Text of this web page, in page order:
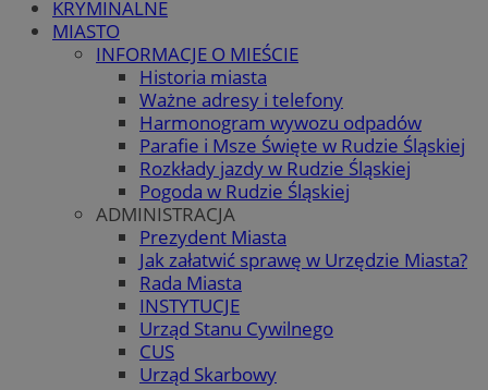
KRYMINALNE
MIASTO
INFORMACJE O MIEŚCIE
Historia miasta
Ważne adresy i telefony
Harmonogram wywozu odpadów
Parafie i Msze Święte w Rudzie Śląskiej
Rozkłady jazdy w Rudzie Śląskiej
Pogoda w Rudzie Śląskiej
ADMINISTRACJA
Prezydent Miasta
Jak załatwić sprawę w Urzędzie Miasta?
Rada Miasta
INSTYTUCJE
Urząd Stanu Cywilnego
CUS
Urząd Skarbowy